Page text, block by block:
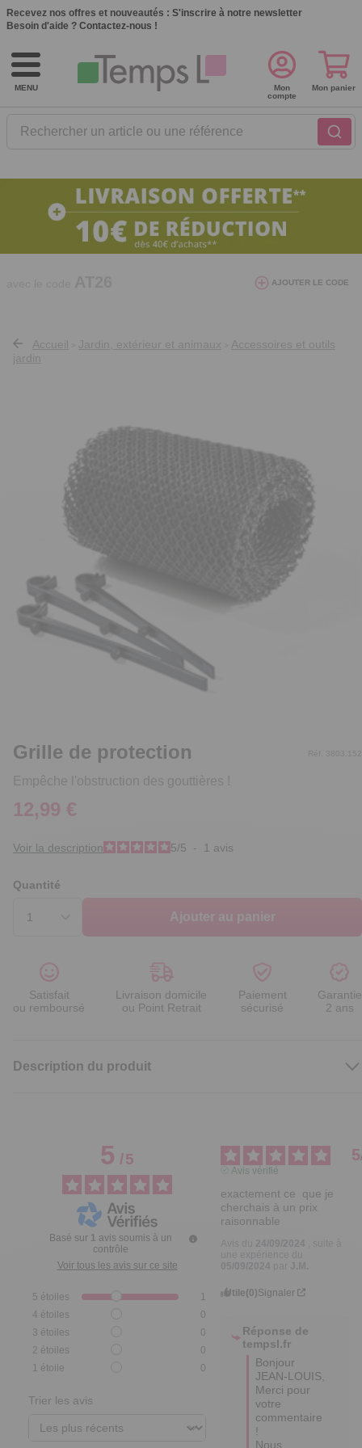
Recevez nos offres et nouveautés : S'inscrire à notre newsletter
Besoin d'aide ? Contactez-nous !
MENU
Rechercher un article ou une référence
Mon
compte
Mon panier
10€ de réduction dès 40€ d'achat. Offre
valable du 03/08/2026 au 12/08/2026.
AJOUTER LE CODE
Accueil Jardin, extérieur et animaux
Accessoires et outils
jardin
Grille de protection
Empêche l'obstruction des gouttières !
Réf. 3803.152
12,99 €
Voir la description 5/5 - 1 avis
Quantité
Ajouter au panier
Satisfait
ou remboursé
Livraison domicile
ou Point Retrait
Paiement
sécurisé
Garantie
2 ans
Description du produit
5/5
Basé sur 1 avis soumis à un
contrôle
Voir tous les avis sur ce site
5 étoiles
1
4 étoiles
0
3 étoiles
0
2 étoiles
0
1 étoile 0
Trier les avis
5
Avis vérifié
exactement ce  que je
cherchais à un prix
raisonnable
24/09/2024
une expérience du
05/09/2024
par J.M.
Utile(0)Signaler
Réponse de
tempsl.fr
Bonjour
JEAN-LOUIS,
Merci pour
votre
commentaire
!
Nous